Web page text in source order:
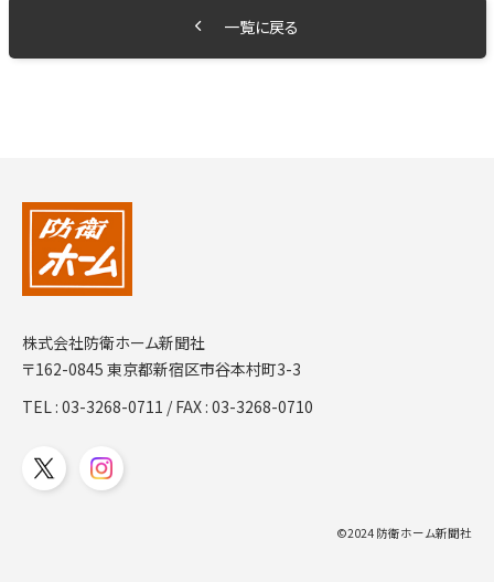
一覧に戻る
株式会社防衛ホーム新聞社
〒162-0845 東京都新宿区市谷本村町3-3
TEL :03-3268-0711 / FAX : 03-3268-0710
©2024 防衛ホーム新聞社